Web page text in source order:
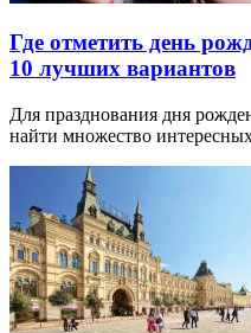
Где отметить день
10 лучших вариантов
Для празднования дня
найти множество